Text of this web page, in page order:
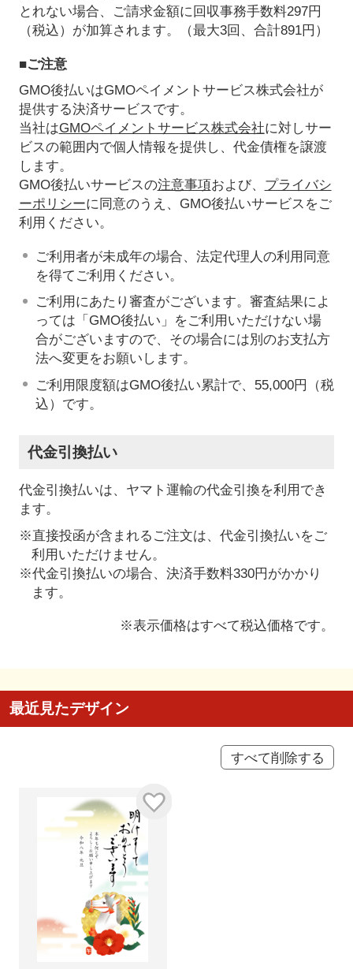
とれない場合、ご請求金額に回収事務手数料297円
（税込）が加算されます。（最大3回、合計891円）
■ご注意
GMO後払いはGMOペイメントサービス株式会社が
提供する決済サービスです。
当社はGMOペイメントサービス株式会社に対しサー
ビスの範囲内で個人情報を提供し、代金債権を譲渡
します。
GMO後払いサービスの注意事項および、 プライバシ
ーポリシーに同意のうえ、GMO後払いサービスをご
利用ください。
ご利用者が未成年の場合、法定代理人の利用同意
を得てご利用ください。
ご利用にあたり審査がございます。審査結果によ
っては「GMO後払い」をご利用いただけない場
合がございますので、その場合には別のお支払方
法へ変更をお願いします。
ご利用限度額はGMO後払い累計で、55,000円（税
込）です。
代金引換払い
代金引換払いは、ヤマト運輸の代金引換を利用でき
ます。
※直接投函が含まれるご注文は、代金引換払いをご
利用いただけません。
※代金引換払いの場合、決済手数料330円がかかり
ます。
※表示価格はすべて税込価格です。
最近見たデザイン
すべて削除する